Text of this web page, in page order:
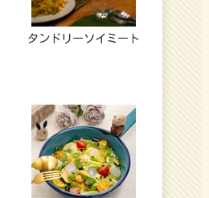
タンドリーソイミート